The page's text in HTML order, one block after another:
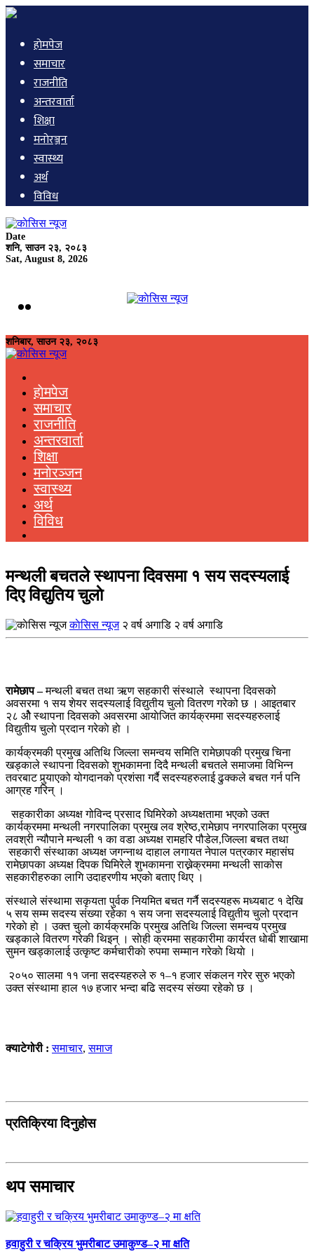
हाेमपेज
समाचार
राजनीति
अन्तरवार्ता
शिक्षा
मनाेरञ्जन
स्वास्थ्य
अर्थ
विविध
Date
शनि, साउन २३, २०८३
Sat, August 8, 2026
शनिबार, साउन २३, २०८३
हाेमपेज
समाचार
राजनीति
अन्तरवार्ता
शिक्षा
मनाेरञ्जन
स्वास्थ्य
अर्थ
विविध
मन्थली बचतले स्थापना दिवसमा १ सय सदस्यलाई
दिए विद्युतिय चुलाे
काेसिस न्यूज २ वर्ष अगाडि २ वर्ष अगाडि
रामेछाप –मन्थली बचत तथा ऋण सहकारी संस्थाले स्थापना दिवसको
अवसरमा १ सय शेयर सदस्यलाई विद्युतीय चुलो वितरण गरेको छ । आइतबार
२८ ओै स्थापना दिवसकाे अवसरमा आयाेजित कार्यक्रममा सदस्यहरुलाई
विद्युतीय चुलाे प्रदान गरेकाे हाे ।
कार्यक्रमकी प्रमुख अतिथि जिल्ला समन्वय समिति रामेछापकी प्रमुख चिना
खड्काले स्थापना दिवसकाे शुभकामना दिदै मन्थली बचतले समाजमा विभिन्न
तवरबाट पुर्‍याएको योगदानकाे प्रशंसा गर्दै सदस्यहरुलाई ढुक्कले बचत गर्न पनि
आग्रह गरिन् ।
सहकारीका अध्यक्ष गोविन्द प्रसाद घिमिरेको अध्यक्षतामा भएको उक्त
कार्यक्रममा मन्थली नगरपालिका प्रमुख लव श्रेष्ठ,रामेछाप नगरपालिका प्रमुख
लवश्री न्यौपाने मन्थली १ का वडा अध्यक्ष रामहरि पौडेल,जिल्ला बचत तथा
सहकारी संस्थाका अध्यक्ष जगन्नाथ दाहाल लगायत नेपाल पत्रकार महासंघ
रामेछापका अध्यक्ष दिपक घिमिरेले शुभकामना राख्नेक्रममा मन्थली साकोस
सहकारीहरुका लागि उदाहरणीय भएकाे बताए थिए ।
संस्थाले संस्थामा सकृयता पुर्वक नियमित बचत गर्नै सदस्यहरू मध्यबाट १ देखि
५ सय सम्म सदस्य संख्या रहेका १ सय जना सदस्यलाई विद्युतीय चुलो प्रदान
गरेकाे हाे । उक्त चुलाे कार्यक्रमकि प्रमुख अतिथि जिल्ला समन्वय प्रमुख
खड्काले वितरण गरेकी थिइन् । साेही क्रममा सहकारीमा कार्यरत धाेबी शाखामा
सुमन खड्कालाई उत्कृष्ट कर्मचारीकाे रुपमा सम्मान गरेकाे थियाे ।
२०५० सालमा ११ जना सदस्यहरुले रु १–१ हजार संकलन गरेर सुरु भएको
उक्त संस्थामा हाल १७ हजार भन्दा बढि सदस्य संख्या रहेकाे छ ।
क्याटेगोरी :समाचार,समाज
प्रतिक्रिया दिनुहोस
थप समाचार
हवाहुरी र चक्रिय भुमरीबाट उमाकुण्ड–२ मा क्षति